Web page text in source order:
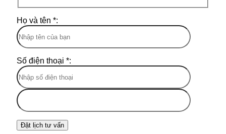
Họ và tên *:
Số điện thoại *: